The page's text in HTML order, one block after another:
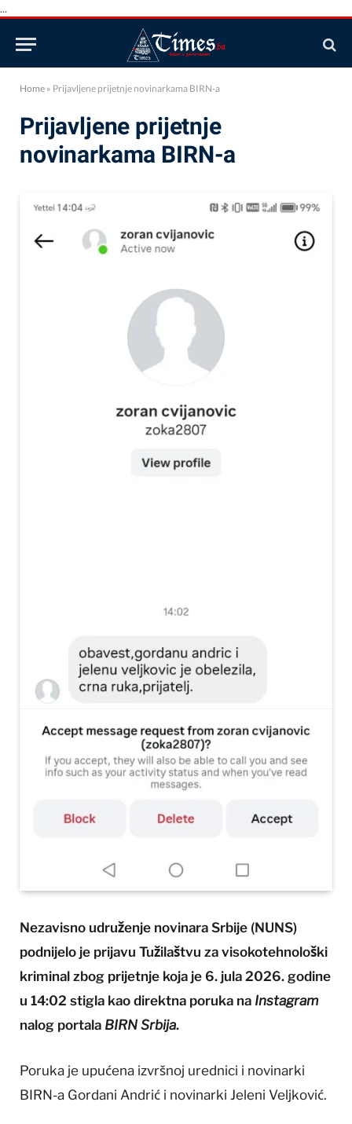
...
Home » Prijavljene prijetnje novinarkama BIRN-a
Prijavljene prijetnje
novinarkama BIRN-a
Nezavisno udruženje novinara Srbije (NUNS)
podnijelo je prijavu Tužilaštvu za visokotehnološki
kriminal zbog prijetnje koja je 6. jula 2026. godine
u 14:02 stigla kao direktna poruka na Instagram
nalog portala BIRN Srbija.
Poruka je upućena izvršnoj urednici i novinarki
BIRN-a Gordani Andrić i novinarki Jeleni Veljković.